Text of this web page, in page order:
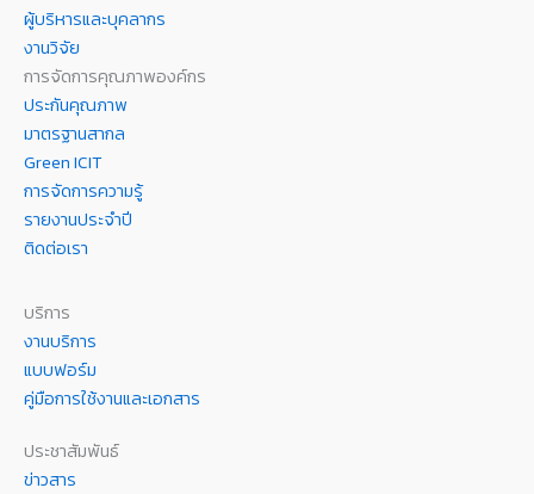
ผู้บริหารและบุคลากร
งานวิจัย
การจัดการคุณภาพองค์กร
ประกันคุณภาพ
มาตรฐานสากล
Green ICIT
การจัดการความรู้
รายงานประจำปี
ติดต่อเรา
บริการ
งานบริการ
แบบฟอร์ม
คู่มือการใช้งานและเอกสาร
ประชาสัมพันธ์
ข่าวสาร